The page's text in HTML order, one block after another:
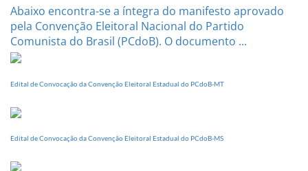
Abaixo encontra-se a íntegra do manifesto aprovado
pela Convenção Eleitoral Nacional do Partido
Comunista do Brasil (PCdoB). O documento ...
Edital de Convocação da Convenção Eleitoral Estadual do PCdoB-MT
Edital de Convocação da Convenção Eleitoral Estadual do PCdoB-MS